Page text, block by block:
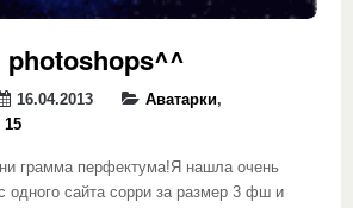
photoshops^^
16.04.2013 Аватарки,
15
грамма перфектума!Я нашла очень
одного сайта сорри за размер 3 фш и